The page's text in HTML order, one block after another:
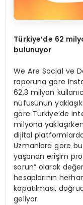
Türkiye’de 62
bulunuyor
We Are Social ve
raporuna göre
62,3 milyon
nüfusunun yaklaşık
göre Türkiye’de
milyona
dijital
Uzmanlara göre
yaşanan erişim
sorun” olarak
hesaplarının
kapatılması,
geliyor.